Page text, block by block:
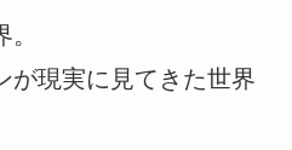
が現実に見てきた世界